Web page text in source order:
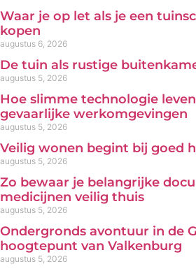
Waar je op let als je een
kopen
augustus 6, 2026
De tuin als rustige
augustus 5, 2026
Hoe slimme technologie
gevaarlijke werkomgevingen
augustus 5, 2026
Veilig wonen begint bij goed
augustus 5, 2026
Zo bewaar je belangrijke
medicijnen veilig thuis
augustus 5, 2026
Ondergronds avontuur in de
hoogtepunt van Valkenburg
augustus 5, 2026